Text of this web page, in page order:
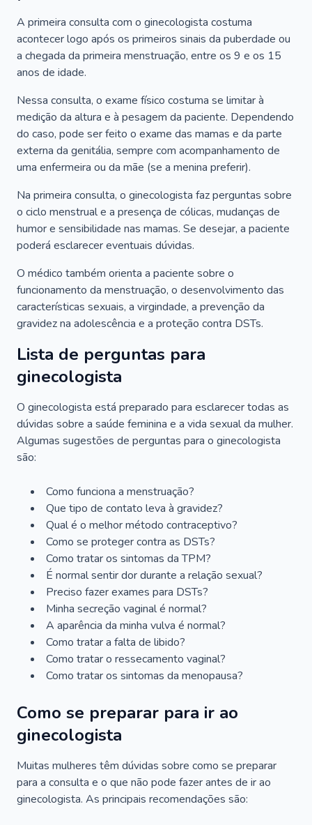
A primeira consulta com o ginecologista costuma
acontecer logo após os primeiros sinais da puberdade ou
a chegada da primeira menstruação, entre os 9 e os 15
anos de idade.
Nessa consulta, o exame físico costuma se limitar à
medição da altura e à pesagem da paciente. Dependendo
do caso, pode ser feito o exame das mamas e da parte
externa da genitália, sempre com acompanhamento de
uma enfermeira ou da mãe (se a menina preferir).
Na primeira consulta, o ginecologista faz perguntas sobre
o ciclo menstrual e a presença de cólicas, mudanças de
humor e sensibilidade nas mamas. Se desejar, a paciente
poderá esclarecer eventuais dúvidas.
O médico também orienta a paciente sobre o
funcionamento da menstruação, o desenvolvimento das
características sexuais, a virgindade, a prevenção da
gravidez na adolescência e a proteção contra DSTs.
Lista de perguntas para
ginecologista
O ginecologista está preparado para esclarecer todas as
dúvidas sobre a saúde feminina e a vida sexual da mulher.
Algumas sugestões de perguntas para o ginecologista
são:
Como funciona a menstruação?
Que tipo de contato leva à gravidez?
Qual é o melhor método contraceptivo?
Como se proteger contra as DSTs?
Como tratar os sintomas da TPM?
É normal sentir dor durante a relação sexual?
Preciso fazer exames para DSTs?
Minha secreção vaginal é normal?
A aparência da minha vulva é normal?
Como tratar a falta de libido?
Como tratar o ressecamento vaginal?
Como tratar os sintomas da menopausa?
Como se preparar para ir ao
ginecologista
Muitas mulheres têm dúvidas sobre como se preparar
para a consulta e o que não pode fazer antes de ir ao
ginecologista. As principais recomendações são: